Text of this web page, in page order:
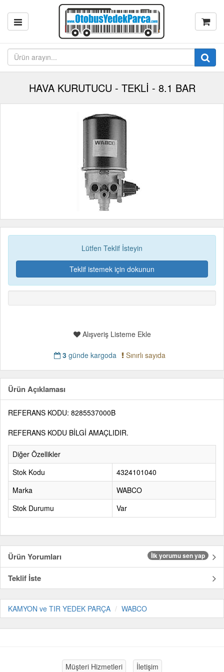
HAVA KURUTUCU - TEKLİ - 8.1 BAR
Lütfen Teklif İsteyin
Teklif istemek için dokunun
Alışveriş Listeme Ekle
3günde kargoda Sınırlı sayıda
Ürün Açıklaması
REFERANS KODU: 8285537000B
REFERANS KODU BİLGİ AMAÇLIDIR.
Diğer Özellikler
Stok Kodu
4324101040
Marka
WABCO
Stok Durumu
Var
Ürün Yorumları İlk yorumu sen yap
Teklif İste
KAMYON ve TIR YEDEK PARÇA WABCO
Müşteri Hizmetleri İletişim